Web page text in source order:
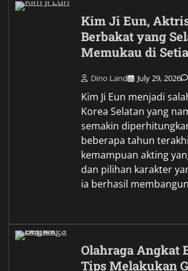
Kim Ji Eun,
Berbakat yang
Memukau di
Dino Land July 29, 2026
Kim Ji Eun menjadi
Korea Selatan yang
semakin
beberapa tahun
kemampuan akting
dan pilihan karakter
ia berhasil
Olahraga Angkat
Tips Melakukan